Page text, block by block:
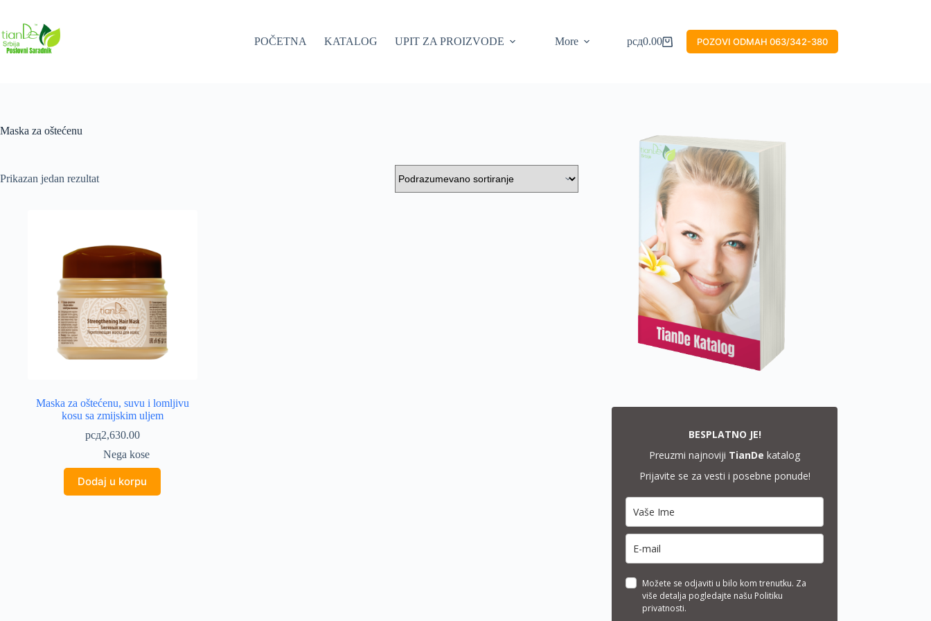
content
POČETNA
KATALOG UPIT ZA PROIZVODE More
Shopping
рсд0.00 POZOVI ODMAH 063/342-380
Maska za oštećenu
Prikazan jedan rezultat
Maska za oštećenu, suvu i lomljivu
kosu sa zmijskim uljem
рсд2,630.00
Nega kose
Dodaj u korpu
BESPLATNO JE!
Preuzmi najnoviji TianDe katalog
Prijavite se za vesti i posebne ponude!
Možete se odjaviti u bilo kom trenutku. Za
više detalja pogledajte našu Politiku
privatnosti.